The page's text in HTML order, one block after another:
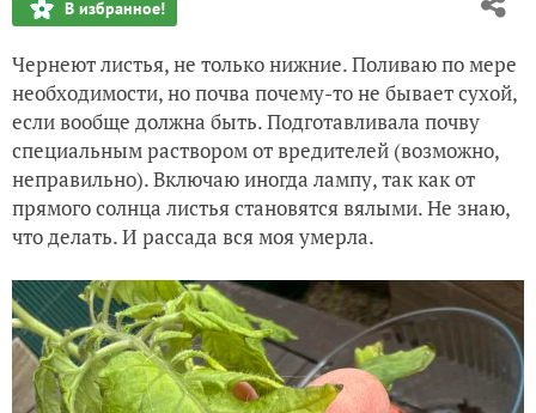
В избранное!
Чернеют листья, не только нижние. Поливаю по мере
необходимости, но почва почему-то не бывает сухой,
если вообще должна быть. Подготавливала почву
специальным раствором от вредителей (возможно,
неправильно). Включаю иногда лампу, так как от
прямого солнца листья становятся вялыми. Не знаю,
что делать. И рассада вся моя умерла.